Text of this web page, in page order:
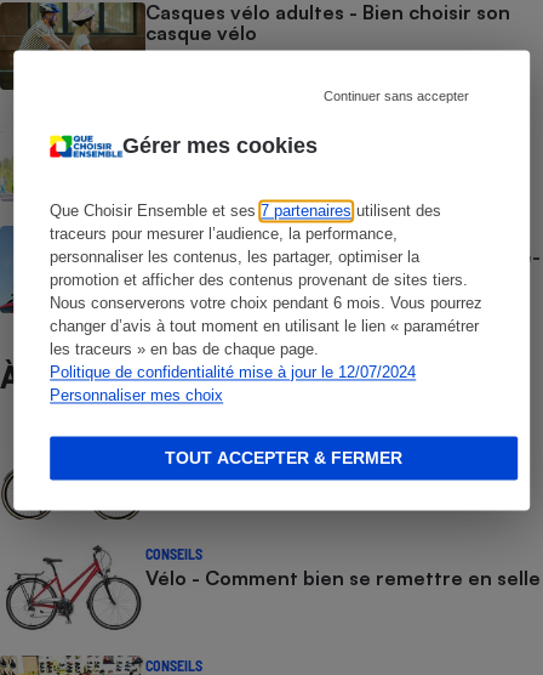
Gérer mes cookies
Que Choisir Ensemble et ses7 partenaires utilisent des
traceurs pour mesurer l’audience, la performance,
personnaliser les contenus, les partager, optimiser la
promotion et afficher des contenus provenant de sites tiers.
Nous conserverons votre choix pendant 6 mois. Vous pourrez
changer d’avis à tout moment en utilisant le lien « paramétrer
les traceurs » en bas de chaque page.
Politique de confidentialité mise à jour le 12/07/2024
Personnaliser mes choix
Continuer sans accepter
TOUT ACCEPTER & FERMER
Casques vélo adultes - Bien choisir son
casque vélo
son enfant
Porte-vélos - Choisir entre un porte-vélo
arrière, un porte-vélo de toit ou un porte-
vélo sur attelage
À ne pas manquer
COMPARATIF
Vélos électriques
CONSEILS
Vélo - Comment bien se remettre en selle
CONSEILS